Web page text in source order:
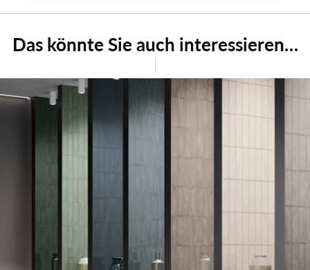
Das könnte Sie auch interessieren…